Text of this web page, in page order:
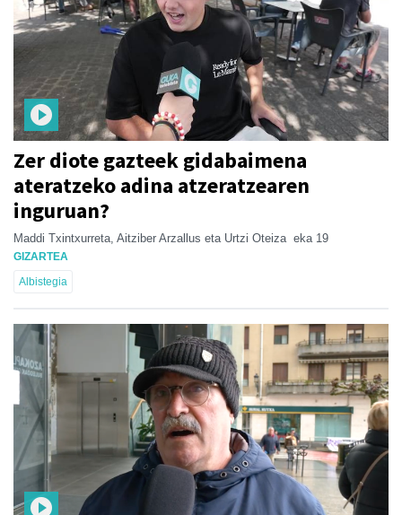
Zer diote gazteek gidabaimena
ateratzeko adina atzeratzearen
inguruan?
Maddi Txintxurreta, Aitziber Arzallus eta Urtzi Oteiza eka 19
GIZARTEA
Albistegia